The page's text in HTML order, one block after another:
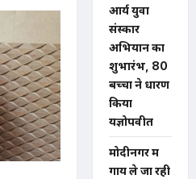
आर्य युवा
संस्कार
अभियान का
शुभारंभ, 80
बच्चों ने धारण
किया
यज्ञोपवीत
मोदीनगर में
गाय ले जा रही